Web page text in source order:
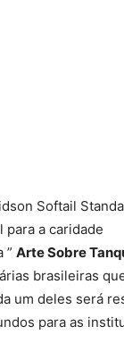
Softail
para a caridade
” Arte Sobre
brasileiras
um deles será
para as